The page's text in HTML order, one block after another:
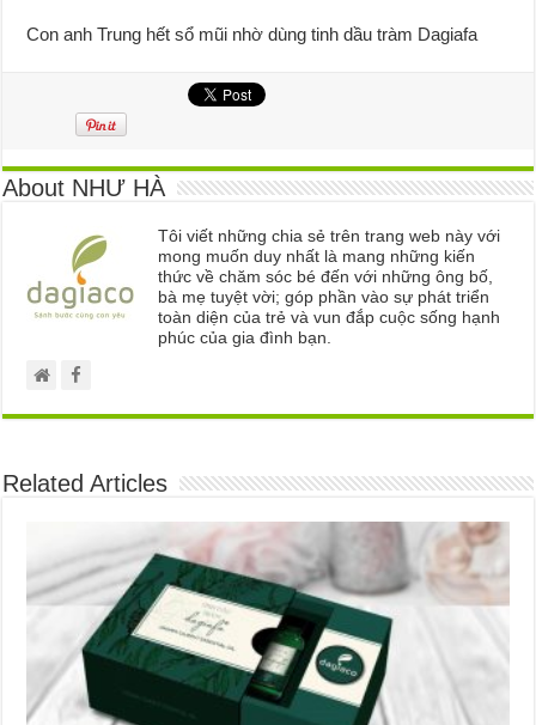
Con anh Trung hết sổ mũi nhờ dùng tinh dầu tràm Dagiafa
About NHƯ HÀ
Tôi viết những chia sẻ trên trang web này với
mong muốn duy nhất là mang những kiến
thức về chăm sóc bé đến với những ông bố,
bà mẹ tuyệt vời; góp phần vào sự phát triển
toàn diện của trẻ và vun đắp cuộc sống hạnh
phúc của gia đình bạn.
Related Articles